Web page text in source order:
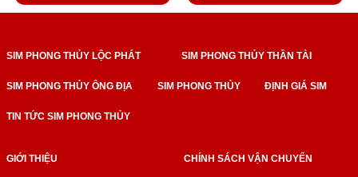
SIM PHONG THỦY LỘC PHÁT SIM PHONG THỦY THẦN TÀI
SIM PHONG THỦY ÔNG ĐỊA SIM PHONG THỦY ĐỊNH GIÁ SIM
TIN TỨC SIM PHONG THỦY
GIỚI THIỆU CHÍNH SÁCH VẬN CHUYỂN